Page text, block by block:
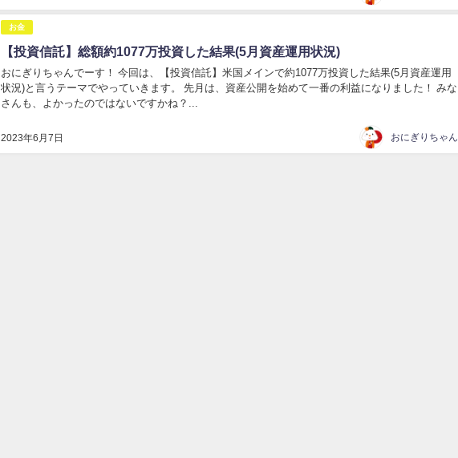
お金
【投資信託】総額約1077万投資した結果(5月資産運用状況)
2023年6月7日
おにぎりちゃんでーす！ 今回は、【投資信託】米国メインで約1077万投資した結果(5月資産運用
状況)と言うテーマでやっていきます。 先月は、資産公開を始めて一番の利益になりました！ みな
さんも、よかったのではないですかね？...
おにぎりちゃん